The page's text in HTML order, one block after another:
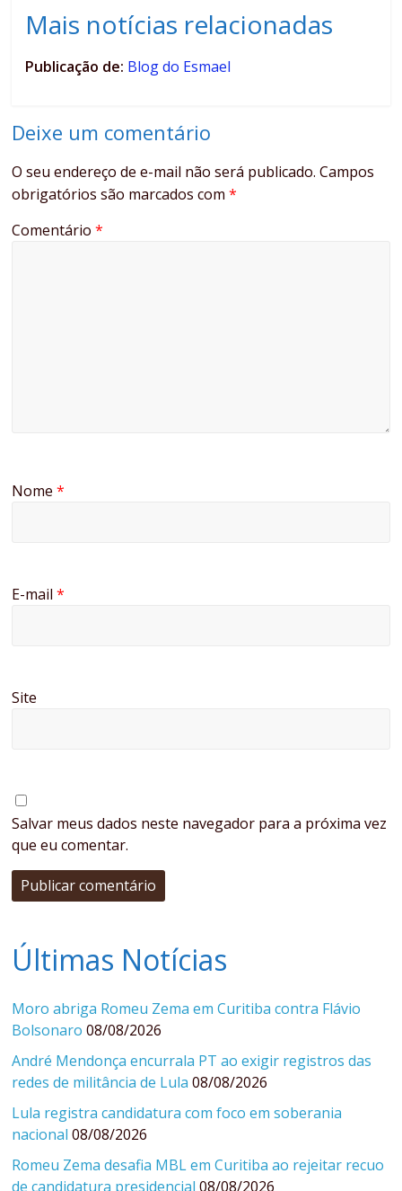
Mais notícias relacionadas
Publicação de: Blog do Esmael
Deixe um comentário
O seu endereço de e-mail não será publicado. Campos
obrigatórios são marcados com*
Comentário*
Nome*
E-mail*
Site
Salvar meus dados neste navegador para a próxima vez
que eu comentar.
Últimas Notícias
Moro abriga Romeu Zema em Curitiba contra Flávio
Bolsonaro 08/08/2026
André Mendonça encurrala PT ao exigir registros das
redes de militância de Lula 08/08/2026
Lula registra candidatura com foco em soberania
nacional 08/08/2026
Romeu Zema desafia MBL em Curitiba ao rejeitar recuo
de candidatura presidencial 08/08/2026